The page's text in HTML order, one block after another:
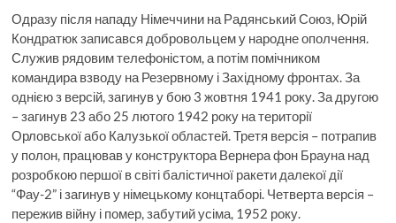
Одразу після нападу Німеччини на Радянський Союз, Юрій
Кондратюк записався добровольцем у народне ополчення.
Служив рядовим телефоністом, а потім помічником
командира взводу на Резервному і Західному фронтах. За
однією з версій, загинув у бою 3 жовтня 1941 року. За другою
– загинув 23 або 25 лютого 1942 року на території
Орловської або Калузької областей. Третя версія – потрапив
у полон, працював у конструктора Вернера фон Брауна над
розробкою першої в світі балістичної ракети далекої дії
“Фау-2” і загинув у німецькому концтаборі. Четверта версія –
пережив війну і помер, забутий усіма, 1952 року.